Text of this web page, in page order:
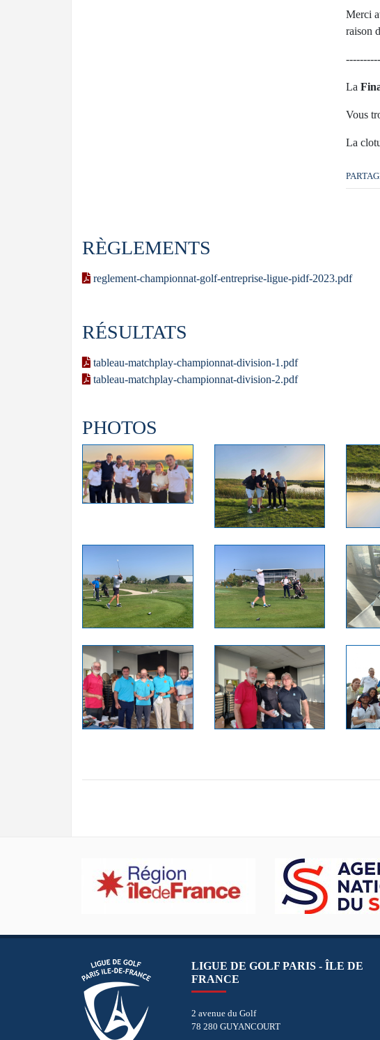
Merci
raison
La
Vous
La
RÈGLEMENTS
reglement-championnat-golf-entreprise-ligue-pidf-2023.pdf
RÉSULTATS
tableau-matchplay-championnat-division-1.pdf
tableau-matchplay-championnat-division-2.pdf
PHOTOS
LIGUE DE GOLF PARIS - ÎLE DE
FRANCE
2 avenue du Golf
78 280 GUYANCOURT